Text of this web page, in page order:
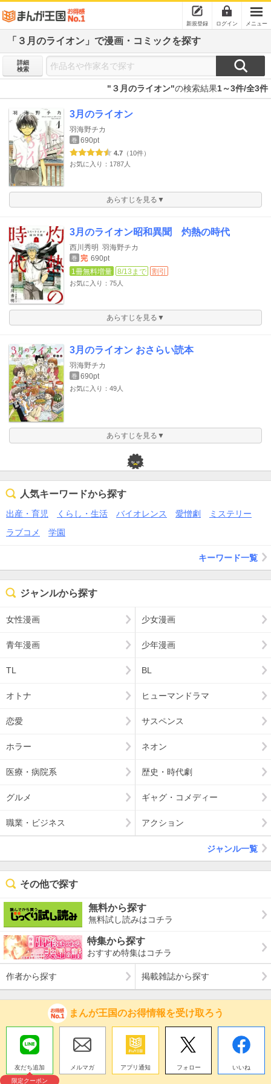
新規登録 ログイン メニュー
「３月のライオン」で漫画・コミックを探す
詳細
検索
"３月のライオン"の検索結果1～3件/全3件
3月のライオン
羽海野チカ
巻 690pt
4.7 （10件）
お気に入り：1787人
あらすじを見る▼
3月のライオン昭和異聞 灼熱の時代
西川秀明 羽海野チカ
巻 完 690pt
1冊無料増量
8/13まで 割引
お気に入り：75人
あらすじを見る▼
3月のライオン おさらい読本
羽海野チカ
巻 690pt
お気に入り：49人
あらすじを見る▼
人気キーワードから探す
出産・育児 くらし・生活 バイオレンス 愛憎劇
ミステリー
ラブコメ
学園
キーワード一覧
ジャンルから探す
女性漫画 少女漫画
青年漫画 少年漫画
TL BL
オトナ ヒューマンドラマ
恋愛 サスペンス
ホラー ネオン
医療・病院系 歴史・時代劇
グルメ ギャグ・コメディー
職業・ビジネス アクション
ジャンル一覧
その他で探す
無料から探す
無料試し読みはコチラ
特集から探す
おすすめ特集はコチラ
作者から探す 掲載雑誌から探す
まんが王国のお得情報を受け取ろう
友だち追加
限定クーポン
メルマガ アプリ通知 フォロー いいね